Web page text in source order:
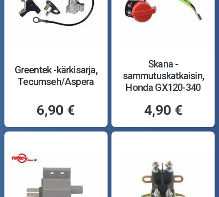
Greentek -kärkisarja,
Tecumseh/Aspera
6,90 €
Skana -
sammutuskatkaisin,
Honda GX120-340
4,90 €